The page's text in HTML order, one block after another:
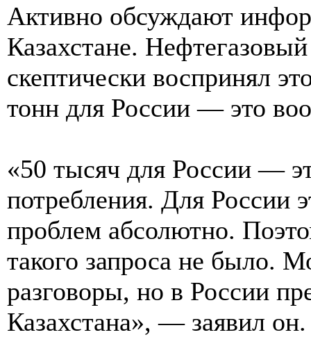
Активно обсуждают
Казахстане.
скептически воспринял
тонн для России — это
«50 тысяч для России —
потребления. Для России
проблем абсолютно.
такого запроса не было.
разговоры, но в России
Казахстана», — заявил он.